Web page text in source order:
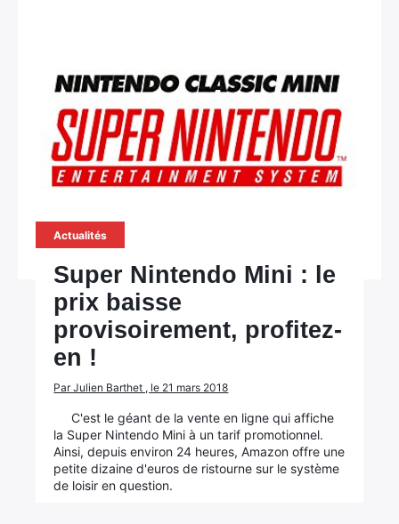
Actualités
Super Nintendo Mini : le
prix baisse
provisoirement, profitez-
en !
Par Julien Barthet , le 21 mars 2018
C'est le géant de la vente en ligne qui affiche
la Super Nintendo Mini à un tarif promotionnel.
Ainsi, depuis environ 24 heures, Amazon offre une
petite dizaine d'euros de ristourne sur le système
de loisir en question.